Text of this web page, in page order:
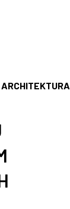
ARCHITEKTURA